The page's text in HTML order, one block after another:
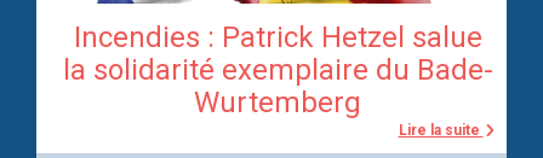
Incendies : Patrick Hetzel salue
la solidarité exemplaire du Bade-
Wurtemberg
Lire la suite